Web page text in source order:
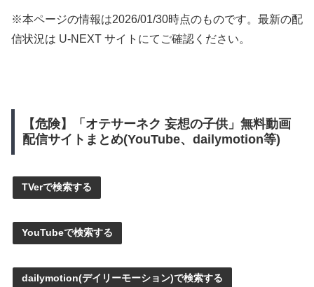
※本ページの情報は2026/01/30時点のものです。最新の配
信状況は U-NEXT サイトにてご確認ください。
【危険】「オテサーネク 妄想の子供」無料動画
配信サイトまとめ(YouTube、dailymotion等)
TVerで検索する
YouTubeで検索する
dailymotion(デイリーモーション)で検索する